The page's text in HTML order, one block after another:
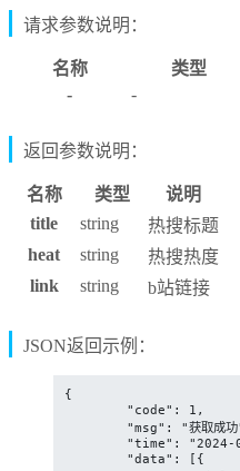
请求参数说明：
名称 类型
-
-
返回参数说明：
名称 类型
说明
title
string
热搜标题
heat
string
热搜热度
link
string b站链接
JSON返回示例：
{